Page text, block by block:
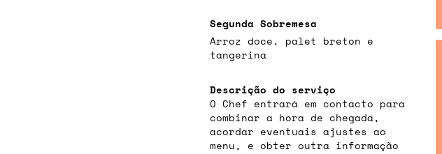
Segunda Sobremesa
Arroz doce, palet breton e
tangerina
Descrição do serviço
O Chef entrará em contacto para
combinar a hora de chegada,
acordar eventuais ajustes ao
menu, e obter outra informação